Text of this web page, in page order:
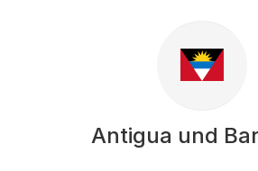
Antigua und